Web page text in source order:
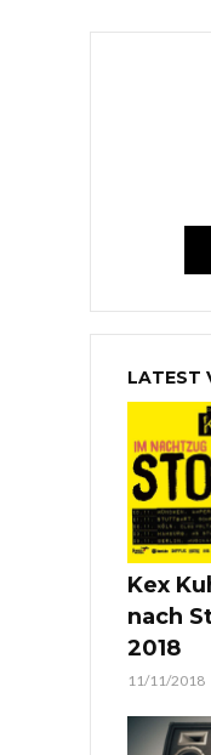
LATEST
Kex
nach
2018
11/11/2018